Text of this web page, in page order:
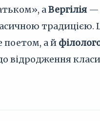
аВергілія —
традицією.
поетом, а й
відродження